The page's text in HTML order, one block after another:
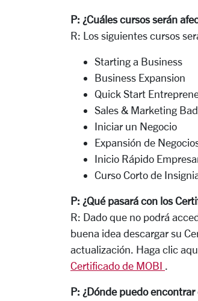
P: ¿Cuáles cursos serán
R: Los siguientes cursos
Starting a Business
Business Expansion
Quick Start
Sales & Marketing
Iniciar un Negocio
Expansión de
Inicio Rápido
Curso Corto de
P: ¿Qué pasará con los
R: Dado que no podrá
buena idea descargar su
actualización. Haga clic
Certificado de MOBI .
P: ¿Dónde puedo